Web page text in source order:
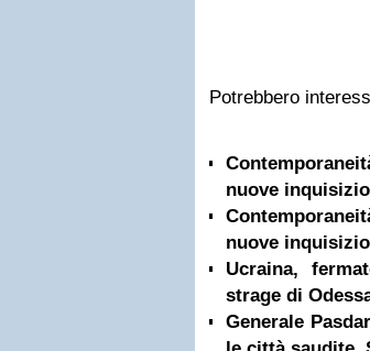
Potrebbero
nuove
nuove
Ucraina,
strage di
Generale